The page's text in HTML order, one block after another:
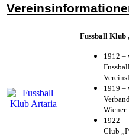
Fussball Klub
1912 –
1919 –
Wiener
1922 –
Club